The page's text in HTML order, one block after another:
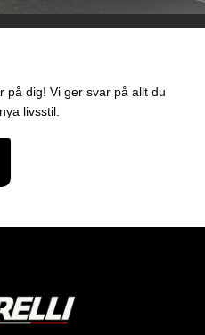
på dig! Vi ger svar på allt du
livsstil.